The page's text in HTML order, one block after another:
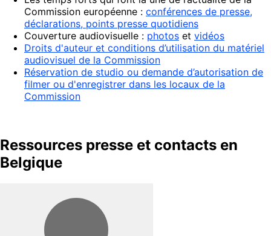
Commission européenne : conférences de presse,
déclarations, points presse quotidiens
Couverture audiovisuelle : photos et vidéos
Droits d'auteur et conditions d’utilisation du matériel
audiovisuel de la Commission
Réservation de studio ou demande d’autorisation de
filmer ou d'enregistrer dans les locaux de la
Commission
Ressources presse et contacts en
Belgique